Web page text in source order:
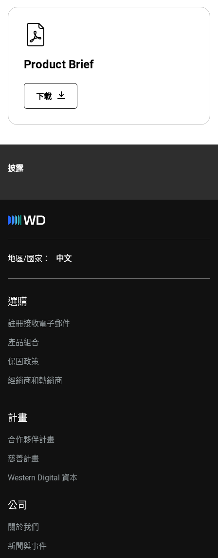
Product Brief
下載
披露
地區/國家： 中文
選購
註冊接收電子郵件
產品組合
保固政策
經銷商和轉銷商
計畫
合作夥伴計畫
慈善計畫
Western Digital 資本
公司
關於我們
新聞與事件